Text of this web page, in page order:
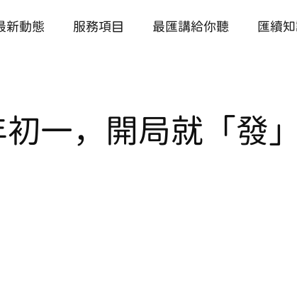
新動態 服務項目 最匯講給你聽 匯續
一，開局就「發」